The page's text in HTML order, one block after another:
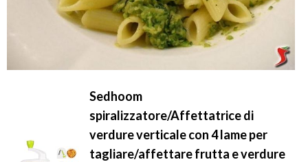
Sedhoom
spiralizzatore/Affettatrice di
verdure verticale con 4 lame per
tagliare/affettare frutta e verdure